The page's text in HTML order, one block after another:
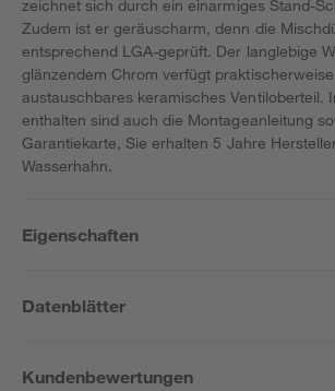
zeichnet sich durch ein einarmiges Stand-
Zudem ist er geräuscharm, denn die
entsprechend LGA-geprüft. Der langlebige
glänzendem Chrom verfügt
austauschbares keramisches Ventiloberteil.
enthalten sind auch die Montageanleitung
Garantiekarte, Sie erhalten 5 Jahre
Wasserhahn.
Eigenschaften
Datenblätter
Kundenbewertungen